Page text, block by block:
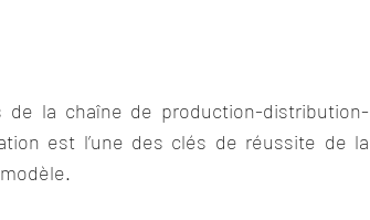
la chaîne de production-distribution-
est l’une des clés de réussite de la